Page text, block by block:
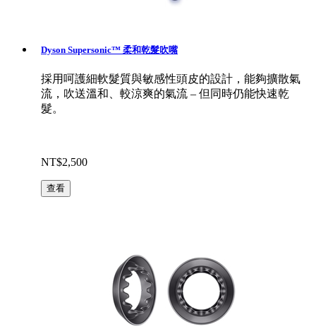
Dyson Supersonic™ 柔和乾髮吹嘴
採用呵護細軟髮質與敏感性頭皮的設計，能夠擴散氣
流，吹送溫和、較涼爽的氣流 – 但同時仍能快速乾
髮。
NT$2,500
查看